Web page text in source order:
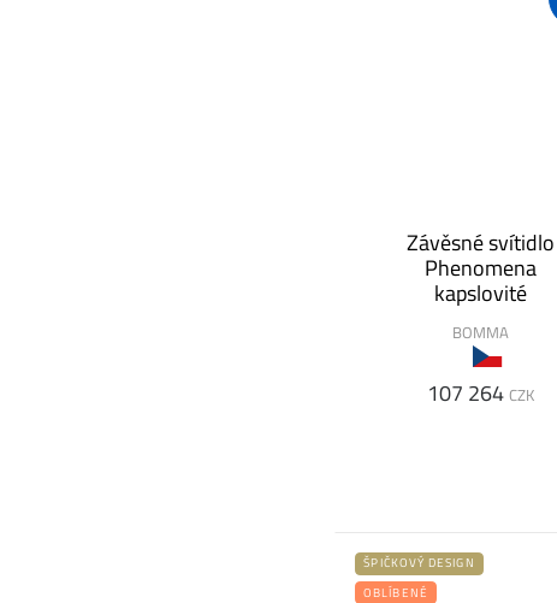
Závěsné svítidlo
Phenomena
kapslovité
BOMMA
107 264 CZK
ŠPIČKOVÝ DESIGN
OBLÍBENÉ